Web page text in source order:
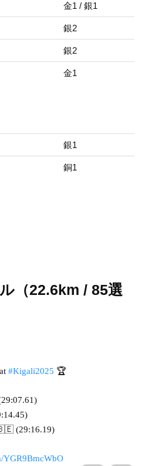
金1 / 銀1
銀2
銀2
金1
銀1
銅1
（22.6km / 85選
#Kigali2025 🏆
(29:16.19)
YGR9BmcWbO